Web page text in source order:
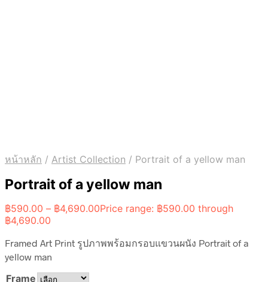
หน้าหลัก / Artist Collection / Portrait of a yellow man
Portrait of a yellow man
฿590.00 – ฿4,690.00Price range: ฿590.00 through
฿4,690.00
Framed Art Print รูปภาพพร้อมกรอบแขวนผนัง Portrait of a
yellow man
Frame